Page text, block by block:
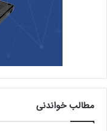
مطالب خواندنی